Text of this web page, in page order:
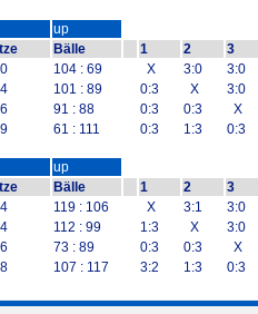
up
Bälle 1 2 3
104 : 69 X 3:0 3:0
101 : 89 0:3 X 3:0
91 : 88 0:3 0:3 X
61 : 111 0:3 1:3 0:3
up
Bälle 1 2 3
119 : 106 X 3:1 3:0
112 : 99 1:3 X 3:0
73 : 89 0:3 0:3 X
107 : 117 3:2 1:3 0:3